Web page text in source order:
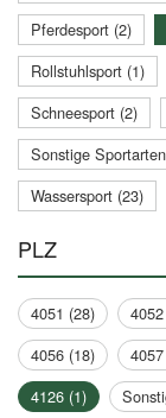
Pferdesport (2)
Rollstuhlsport (1)
Schneesport (2)
Sonstige
Wassersport (23)
PLZ
4051 (28)
4056 (18)
4126 (1)